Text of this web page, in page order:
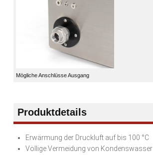
Mögliche Anschlüsse Ausgang
Produktdetails
Erwärmung der Druckluft auf bis 100 °C
Völlige Vermeidung von Kondenswasser